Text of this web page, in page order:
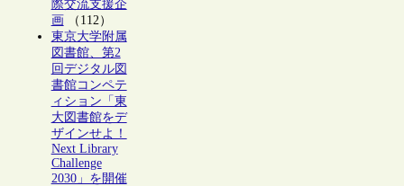
際交流支援企
画 （112）
東京大学附属
図書館、第2
回デジタル図
書館コンペテ
ィション「東
大図書館をデ
ザインせよ！
Next Library
Challenge
2030」を開催